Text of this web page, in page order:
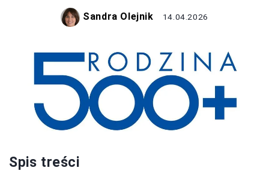
Sandra Olejnik 14.04.2026
Spis treści